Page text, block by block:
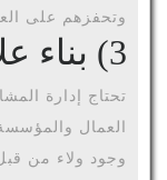
وتحفزهم على
3) بناء
تحتاج إدارة
العمال
وجود ولاء من